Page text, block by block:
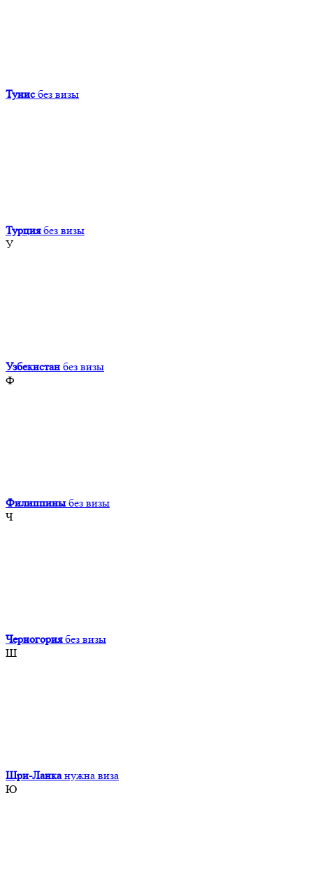
Тунис без визы
Турция без визы
У
Узбекистан без визы
Ф
Филиппины без визы
Ч
Черногория без визы
Ш
Шри-Ланка нужна виза
Ю